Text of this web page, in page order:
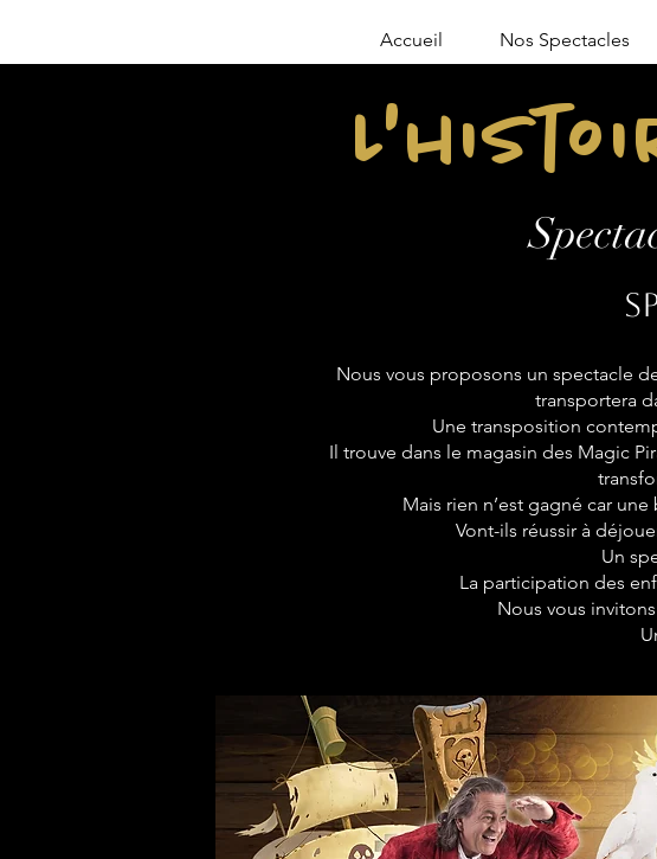
Accueil Nos Spectacles
Nous vous proposons un spectacle
transportera
Une transposition
Il trouve dans le magasin des Magic
Mais rien n’est gagné car
Vont-ils réussir à
Un
La participation des
Nous vous